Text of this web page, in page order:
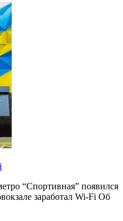
“Спортивная” появился
заработал Wi-Fi Об